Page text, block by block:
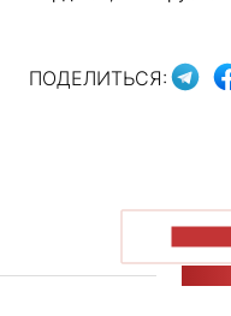
ПОДЕЛИТЬСЯ: